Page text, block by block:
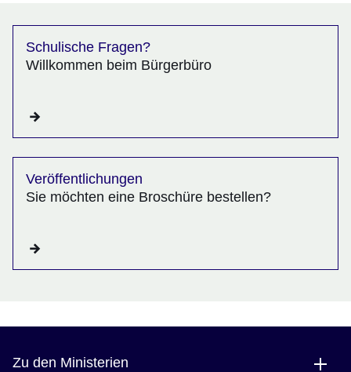
Schulische Fragen?
Willkommen beim Bürgerbüro
Veröffentlichungen
Sie möchten eine Broschüre bestellen?
Zu den Ministerien